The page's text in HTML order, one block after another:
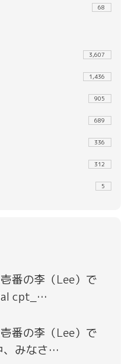
68
3,607
1,436
905
689
336
312
5
番の李（Lee）で
cpt_…
番の李（Lee）で
、みなさ…